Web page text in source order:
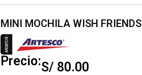
MINI MOCHILA WISH FRIENDS
Precio:S/ 80.00